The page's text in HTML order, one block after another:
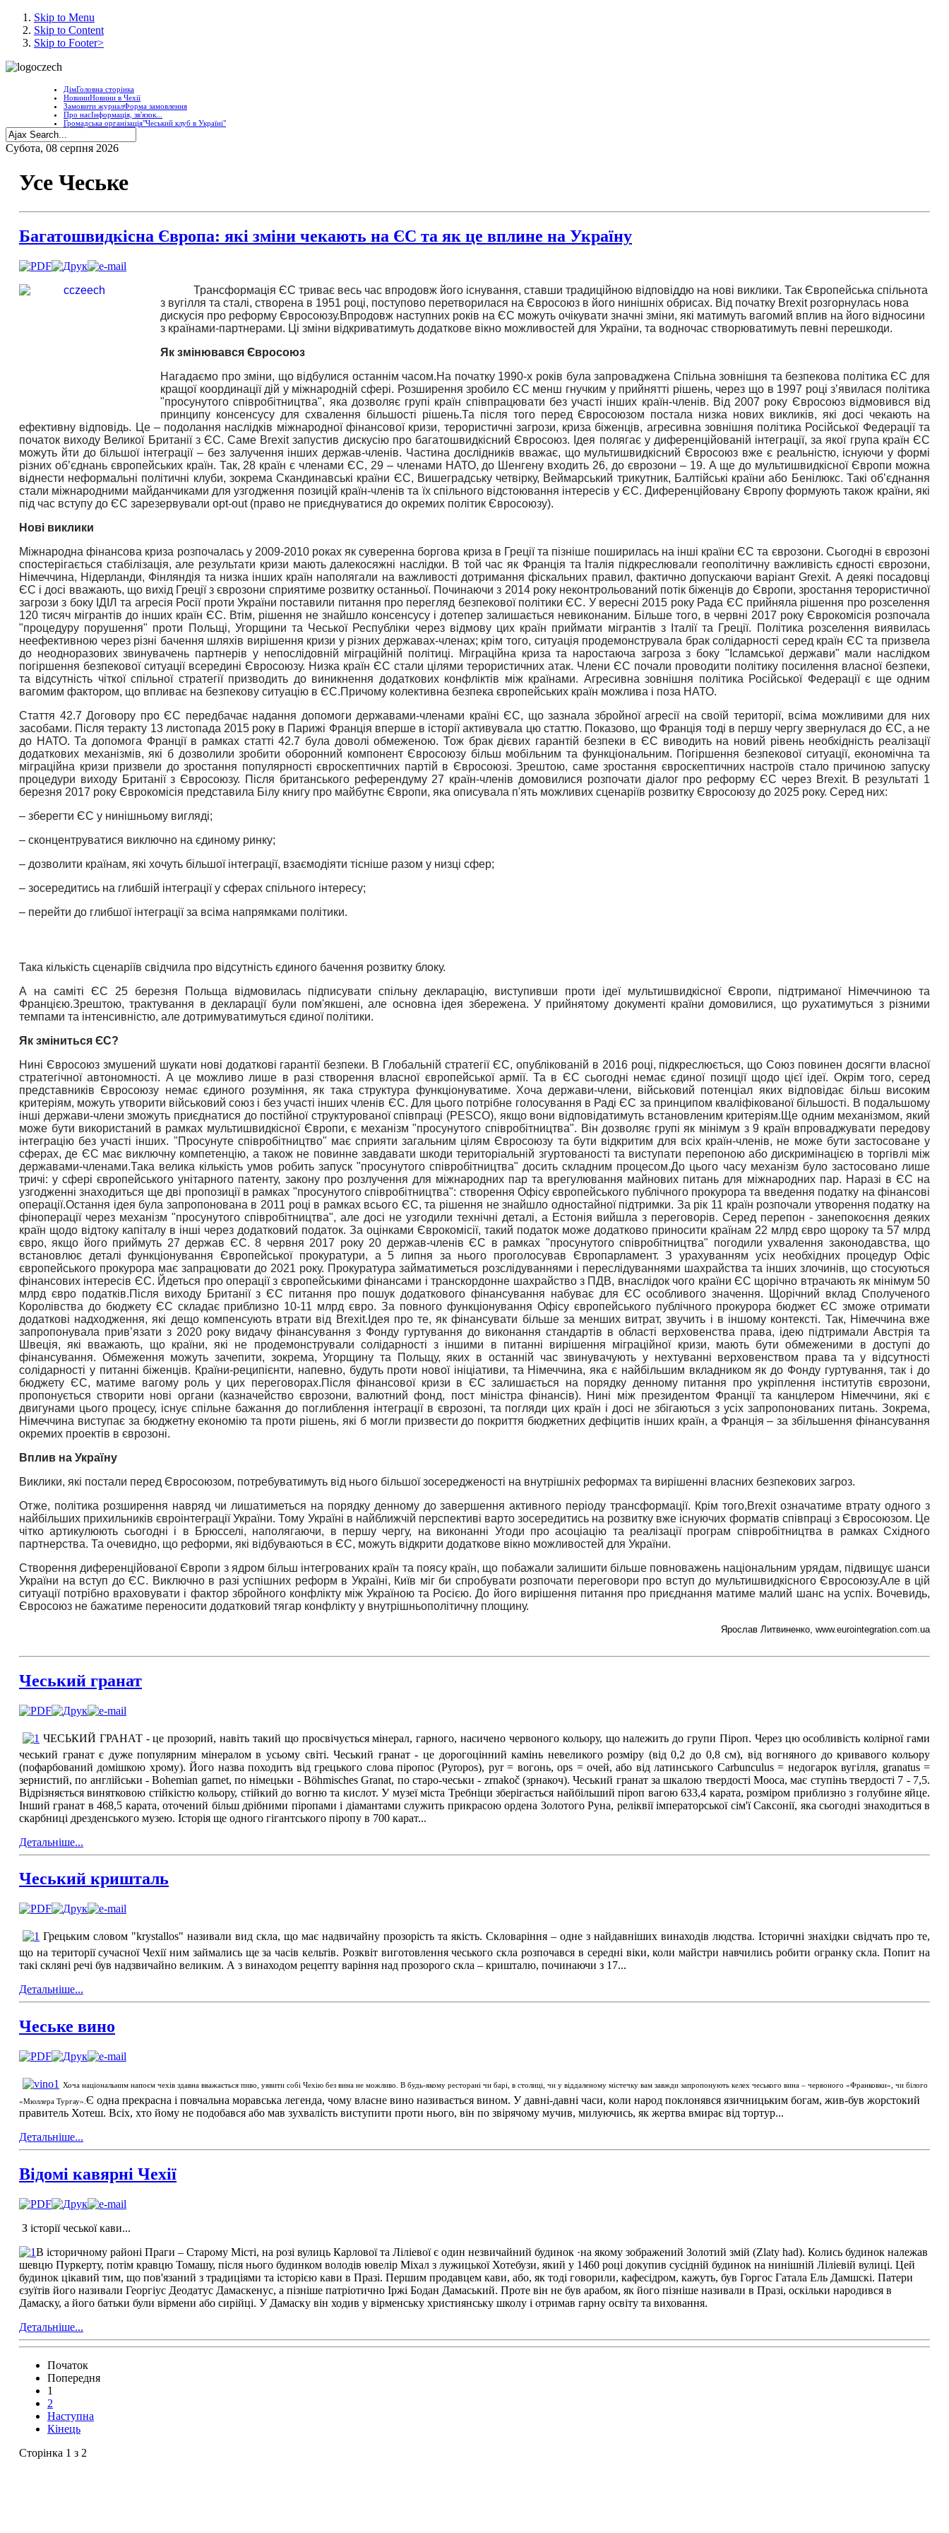
Skip to Menu
Skip to Content
Skip to Footer>
ДімГоловна сторінка
НовиниНовини в Чехії
Замовити журналФорма замовлення
Про насІнформація, зв'язок...
Громадська організація"Чеський клуб в Україні"
Субота, 08 серпня 2026
Усе Чеське
Багатошвидкісна Європа: які зміни чекають на ЄС та як це вплине на Україну
Трансформація ЄС триває весь час впродовж його існування, ставши традиційною відповіддю на нові виклики. Так Європейська спільнота
з вугілля та сталі, створена в 1951 році, поступово перетворилася на Євросоюз в його нинішніх обрисах. Від початку Brexit розгорнулась нова
дискусія про реформу Євросоюзу.Впродовж наступних років на ЄС можуть очікувати значні зміни, які матимуть вагомий вплив на його відносини
з країнами-партнерами. Ці зміни відкриватимуть додаткове вікно можливостей для України, та водночас створюватимуть певні перешкоди.
Як змінювався Євросоюз
Нагадаємо про зміни, що відбулися останнім часом.На початку 1990-х років була запроваджена Спільна зовнішня та безпекова політика ЄС для
кращої координації дій у міжнародній сфері. Розширення зробило ЄС менш гнучким у прийнятті рішень, через що в 1997 році з’явилася політика
"просунутого співробітництва", яка дозволяє групі країн співпрацювати без участі інших країн-членів. Від 2007 року Євросоюз відмовився від
принципу консенсусу для схвалення більшості рішень.Та після того перед Євросоюзом постала низка нових викликів, які досі чекають на
ефективну відповідь. Це – подолання наслідків міжнародної фінансової кризи, терористичні загрози, криза біженців, агресивна зовнішня політика Російської Федерації та
початок виходу Великої Британії з ЄС. Саме Brexitзапустив дискусію про багатошвидкісний Євросоюз. Ідея полягає у диференційованій інтеграції, за якої група країн ЄС
можуть йти до більшої інтеграції – без залучення інших держав-членів. Частина дослідників вважає, що мультишвидкісний Євросоюз вже є реальністю, існуючи у формі
різних об’єднань європейських країн. Так, 28 країн є членами ЄС, 29 – членами НАТО, до Шенгену входить 26, до єврозони – 19. А ще до мультишвидкісної Європи можна
віднести неформальні політичні клуби, зокрема Скандинавські країни ЄС, Вишеградську четвірку, Веймарський трикутник, Балтійські країни або Бенілюкс. Такі об’єднання
стали міжнародними майданчиками для узгодження позицій країн-членів та їх спільного відстоювання інтересів у ЄС. Диференційовану Європу формують також країни, які
під час вступу до ЄС зарезервували opt-out(право не приєднуватися до окремих політик Євросоюзу).
Нові виклики
Міжнародна фінансова криза розпочалась у 2009-2010 роках як суверенна боргова криза в Греції та пізніше поширилась на інші країни ЄС та єврозони. Сьогодні в єврозоні
спостерігається стабілізація, але результати кризи мають далекосяжні наслідки. В той час як Франція та Італія підкреслювали геополітичну важливість єдності єврозони,
Німеччина, Нідерланди, Фінляндія та низка інших країн наполягали на важливості дотримання фіскальних правил, фактично допускаючи варіантGrexit. А деякі посадовці
ЄС і досі вважають, що вихід Греції з єврозони сприятиме розвитку останньої. Починаючи з 2014 року неконтрольований потік біженців до Європи, зростання терористичної
загрози з боку ІДІЛ та агресія Росії проти України поставили питання про перегляд безпекової політики ЄС. У вересні 2015 року Рада ЄС прийняла рішення про розселення
120 тисяч мігрантів до інших країн ЄС. Втім, рішення не знайшло консенсусу і дотепер залишається невиконаним. Більше того, в червні 2017 року Єврокомісія розпочала
"процедуру порушення" проти Польщі, Угорщини та Чеської Республіки через відмову цих країн приймати мігрантів з Італії та Греції. Політика розселення виявилась
неефективною через різні бачення шляхів вирішення кризи у різних державах-членах; крім того, ситуація продемонструвала брак солідарності серед країн ЄС та призвела
до неодноразових звинувачень партнерів у непослідовній міграційній політиці. Міграційна криза та наростаюча загроза з боку "Ісламської держави" мали наслідком
погіршення безпекової ситуації всередині Євросоюзу. Низка країн ЄС стали цілями терористичних атак. Члени ЄС почали проводити політику посилення власної безпеки,
та відсутність чіткої спільної стратегії призводить до виникнення додаткових конфліктів між країнами. Агресивна зовнішня політика Російської Федерації є ще одним
вагомим фактором, що впливає на безпекову ситуацію в ЄС.Причому колективна безпека європейських країн можлива і поза НАТО.
Стаття 42.7 Договору про ЄС передбачає надання допомоги державами-членами країні ЄС, що зазнала збройної агресії на своїй території, всіма можливими для них
засобами. Після теракту 13 листопада 2015 року в Парижі Франція вперше в історії активувала цю статтю. Показово, що Франція тоді в першу чергу звернулася до ЄС, а не
до НАТО. Та допомога Франції в рамках статті 42.7 була доволі обмеженою. Тож брак дієвих гарантій безпеки в ЄС виводить на новий рівень необхідність реалізації
додаткових механізмів, які б дозволили зробити оборонний компонент Євросоюзу більш мобільним та функціональним. Погіршення безпекової ситуації, економічна та
міграційна кризи призвели до зростання популярності євроскептичних партій в Євросоюзі. Зрештою, саме зростання євроскептичних настроїв стало причиною запуску
процедури виходу Британії з Євросоюзу. Після британського референдуму 27 країн-членів домовилися розпочати діалог про реформу ЄС через Brexit. В результаті 1
березня 2017 року Єврокомісія представила Білу книгу про майбутнє Європи, яка описувала п'ять можливих сценаріїв розвитку Євросоюзу до 2025 року. Серед них:
– зберегти ЄС у нинішньому вигляді;
– сконцентруватися виключно на єдиному ринку;
– дозволити країнам, які хочуть більшої інтеграції, взаємодіяти тісніше разом у низці сфер;
– зосередитись на глибшій інтеграції у сферах спільного інтересу;
– перейти до глибшої інтеграції за всіма напрямками політики.
Така кількість сценаріїв свідчила про відсутність єдиного бачення розвитку блоку.
А на саміті ЄС 25 березня Польща відмовилась підписувати спільну декларацію, виступивши проти ідеї мультишвидкісної Європи, підтриманої Німеччиною та
Францією.Зрештою, трактування в декларації були пом'якшені, але основна ідея збережена. У прийнятому документі країни домовилися, що рухатимуться з різними
темпами та інтенсивністю, але дотримуватимуться єдиної політики.
Як зміниться ЄС?
Нині Євросоюз змушений шукати нові додаткові гарантії безпеки. В Глобальній стратегії ЄС, опублікованій в 2016 році, підкреслюється, що Союз повинен досягти власної
стратегічної автономності. А це можливо лише в разі створення власної європейської армії. Та в ЄС сьогодні немає єдиної позиції щодо цієї ідеї. Окрім того, серед
представників Євросоюзу немає єдиного розуміння, як така структура функціонуватиме. Хоча держави-члени, військовий потенціал яких відповідає більш високим
критеріям, можуть утворити військовий союз і без участі інших членів ЄС. Для цього потрібне голосування в Раді ЄС за принципом кваліфікованої більшості. В подальшому
інші держави-члени зможуть приєднатися до постійної структурованої співпраці (PESCO), якщо вони відповідатимуть встановленим критеріям. Ще одним механізмом, який
може бути використаний в рамках мультишвидкісної Європи, є механізм "просунутого співробітництва". Він дозволяє групі як мінімум з 9 країн впроваджувати передову
інтеграцію без участі інших. "Просунуте співробітництво" має сприяти загальним цілям Євросоюзу та бути відкритим для всіх країн-членів, не може бути застосоване у
сферах, де ЄС має виключну компетенцію, а також не повинне завдавати шкоди територіальній згуртованості та виступати перепоною або дискримінацією в торгівлі між
державами-членами.Така велика кількість умов робить запуск "просунутого співробітництва" досить складним процесом.До цього часу механізм було застосовано лише
тричі: у сфері європейського унітарного патенту, закону про розлучення для міжнародних пар та врегулювання майнових питань для міжнародних пар. Наразі в ЄС на
узгодженні знаходиться ще дві пропозиції в рамках "просунутого співробітництва": створення Офісу європейського публічного прокурора та введення податку на фінансові
операції.Остання ідея була запропонована в 2011 році в рамках всього ЄС, та рішення не знайшло одностайної підтримки. За рік 11 країн розпочали утворення податку на
фіноперації через механізм "просунутого співробітництва", але досі не узгодили технічні деталі, а Естонія вийшла з переговорів. Серед перепон - занепокоєння деяких
країн щодо відтоку капіталу в інші через додатковий податок. За оцінками Єврокомісії, такий податок може додатково приносити країнам 22 млрд євро щороку та 57 млрд
євро, якщо його приймуть 27 держав ЄС. 8 червня 2017 року 20 держав-членів ЄС в рамках "просунутого співробітництва" погодили ухвалення законодавства, що
встановлює деталі функціонування Європейської прокуратури, а 5 липня за нього проголосував Європарламент.З урахуванням усіх необхідних процедур Офіс
європейського прокурора має запрацювати до 2021 року. Прокуратура займатиметься розслідуваннями і переслідуваннями шахрайства та інших злочинів, що стосуються
фінансових інтересів ЄС. Йдеться про операції з європейськими фінансами і транскордонне шахрайство з ПДВ, внаслідок чого країни ЄС щорічно втрачають як мінімум 50
млрд євро податків.Після виходу Британії з ЄС питання про пошук додаткового фінансування набуває для ЄС особливого значення. Щорічний вклад Сполученого
Королівства до бюджету ЄС складає приблизно 10-11 млрд євро. За повного функціонування Офісу європейського публічного прокурора бюджет ЄС зможе отримати
додаткові надходження, які дещо компенсують втрати від Brexit. Ідея про те, як фінансувати більше за менших витрат, звучить і в іншому контексті. Так, Німеччина вже
запропонувала прив’язати з 2020 року видачу фінансування з Фонду гуртування до виконання стандартів в області верховенства права, ідею підтримали Австрія та
Швеція, які вважають, що країни, які не продемонстрували солідарності з іншими в питанні вирішення міграційної кризи, мають бути обмеженими в доступі до
фінансування. Обмеження можуть зачепити, зокрема, Угорщину та Польщу, яких в останній час звинувачують у нехтуванні верховенством права та у відсутності
солідарності у питанні біженців. Країни-реципієнти, напевно, будуть проти нової ініціативи, та Німеччина, яка є найбільшим вкладником як до Фонду гуртування, так і до
бюджету ЄС, матиме вагому роль у цих переговорах.Після фінансової кризи в ЄС залишається на порядку денному питання про укріплення інститутів єврозони,
пропонується створити нові органи (казначейство єврозони, валютний фонд, пост міністра фінансів). Нині між президентом Франції та канцлером Німеччини, які є
двигунами цього процесу, існує спільне бажання до поглиблення інтеграції в єврозоні, та погляди цих країн і досі не збігаються з усіх запропонованих питань. Зокрема,
Німеччина виступає за бюджетну економію та проти рішень, які б могли призвести до покриття бюджетних дефіцитів інших країн, а Франція – за збільшення фінансування
окремих проектів в єврозоні.
Вплив на Україну
Виклики, які постали перед Євросоюзом, потребуватимуть від нього більшої зосередженості на внутрішніх реформах та вирішенні власних безпекових загроз.
Отже, політика розширення навряд чи лишатиметься на порядку денному до завершення активного періоду трансформації. Крім того,Brexit означатиме втрату одного з
найбільших прихильників євроінтеграції України. Тому Україні в найближчій перспективі варто зосередитись на розвитку вже існуючих форматів співпраці з Євросоюзом. Це
чітко артикулюють сьогодні і в Брюсселі, наполягаючи, в першу чергу, на виконанні Угоди про асоціацію та реалізації програм співробітництва в рамках Східного
партнерства. Та очевидно, що реформи, які відбуваються в ЄС, можуть відкрити додаткове вікно можливостей для України.
Створення диференційованої Європи з ядром більш інтегрованих країн та поясу країн, що побажали залишити більше повноважень національним урядам, підвищує шанси
України на вступ до ЄС. Виключно в разі успішних реформ в Україні, Київ міг би спробувати розпочати переговори про вступ до мультишвидкісного Євросоюзу.Але в цій
ситуації потрібно враховувати і фактор збройного конфлікту між Україною та Росією. До його вирішення питання про приєднання матиме малий шанс на успіх. Вочевидь,
Євросоюз не бажатиме переносити додатковий тягар конфлікту у внутрішньополітичну площину.
Ярослав Литвиненко, www.eurointegration.com.ua
Чеський гранат
ЧЕСЬКИЙ ГРАНАТ - це прозорий, навіть такий що просвічується мінерал, гарного, насичено червоного кольору, що належить до групи Піроп. Через цю особливість колірної гами
чеський гранат є дуже популярним мінералом в усьому світі. Чеський гранат - це дорогоцінний камінь невеликого розміру (від 0,2 до 0,8 см), від вогняного до кривавого кольору
(пофарбований домішкою хрому). Його назва походить від грецького слова піропос (Pyropos), pyr = вогонь, ops = очей, або від латинського Carbunculus = недогарок вугілля, granatus =
зернистий, по англійськи - Bohemian garnet, по німецьки - Böhmisches Granat, по старо-чеськи - zrnakoč (зрнакоч). Чеський гранат за шкалою твердості Мооса, має ступінь твердості 7 - 7,5.
Відрізняється винятковою стійкістю кольору, стійкий до вогню та кислот. У музеї міста Требніци зберігається найбільший піроп вагою 633,4 карата, розміром приблизно з голубине яйце.
Інший гранат в 468,5 карата, оточений більш дрібними піропами і діамантами служить прикрасою ордена Золотого Руна, реліквії імператорської сім'ї Саксонії, яка сьогодні знаходиться в
скарбниці дрезденського музею. Історія ще одного гігантського піропу в 700 карат...
Детальніше...
Чеський кришталь
Грецьким словом "krystallos" називали вид скла, що має надвичайну прозорість та якість. Скловаріння – одне з найдавніших винаходів людства. Історичні знахідки свідчать про те,
що на території сучасної Чехії ним займались ще за часів кельтів. Розквіт виготовлення чеського скла розпочався в середні віки, коли майстри навчились робити огранку скла. Попит на
такі скляні речі був надзвичайно великим. А з винаходом рецепту варіння над прозорого скла – кришталю, починаючи з 17...
Детальніше...
Чеське вино
Хоча національним напоєм чехів здавна вважається пиво, уявити собі Чехію без вина не можливо. В будь-якому ресторані чи барі, в столиці, чи у віддаленому містечку вам завжди запропонують келех чеського вина – червоного «Франковки», чи білого
«Мюллера Тургау». Є одна прекрасна і повчальна моравська легенда, чому власне вино називається вином. У давні-давні часи, коли народ поклонявся язичницьким богам, жив-був жорстокий
правитель Хотеш. Всіх, хто йому не подобався або мав зухвалість виступити проти нього, він по звірячому мучив, милуючись, як жертва вмирає від тортур...
Детальніше...
Відомі кавярні Чехії
З історії чеської кави...
В історичному районі Праги – Старому Місті, на розі вулиць Карлової та Ліліевої є один незвичайний будинок ·на якому зображений Золотий змій (Zlaty had). Колись будинок належав
шевцю Пуркерту, потім кравцю Томашу, після нього будинком володів ювелір Міхал з лужицької Хотебузи, який у 1460 році докупив сусідній будинок на нинішній Ліліевій вулиці. Цей
будинок цікавий тим, що пов'язаний з традиціями та історією кави в Празі. Першим продавцем кави, або, як тоді говорили, кафесідром, кажуть, був Горгос Гатала Ель Дамшскі. Патери
єзуїтів його називали Георгіус Деодатус Дамаскенус, а пізніше патріотично Іржі Бодан Дамаський. Проте він не був арабом, як його пізніше називали в Празі, оскільки народився в
Дамаску, а його батьки були вірмени або сирійці. У Дамаску він ходив у вірменську християнську школу і отримав гарну освіту та виховання.
Детальніше...
Початок
Попередня
1
2
Наступна
Кінець
Сторінка 1 з 2